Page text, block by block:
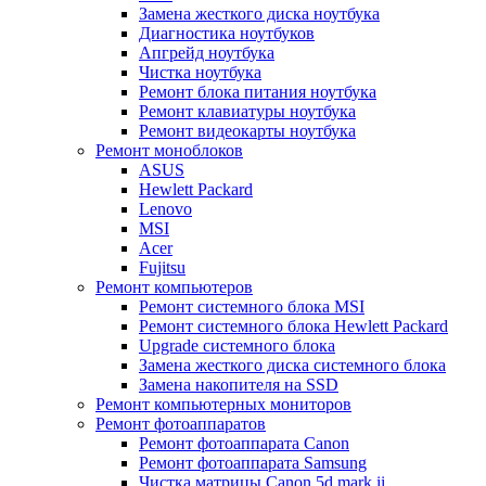
Замена жесткого диска ноутбука
Диагностика ноутбуков
Апгрейд ноутбука
Чистка ноутбука
Ремонт блока питания ноутбука
Ремонт клавиатуры ноутбука
Ремонт видеокарты ноутбука
Ремонт моноблоков
ASUS
Hewlett Packard
Lenovo
MSI
Acer
Fujitsu
Ремонт компьютеров
Ремонт системного блока MSI
Ремонт системного блока Hewlett Packard
Upgrade системного блока
Замена жесткого диска системного блока
Замена накопителя на SSD
Ремонт компьютерных мониторов
Ремонт фотоаппаратов
Ремонт фотоаппарата Canon
Ремонт фотоаппарата Samsung
Чистка матрицы Canon 5d mark ii